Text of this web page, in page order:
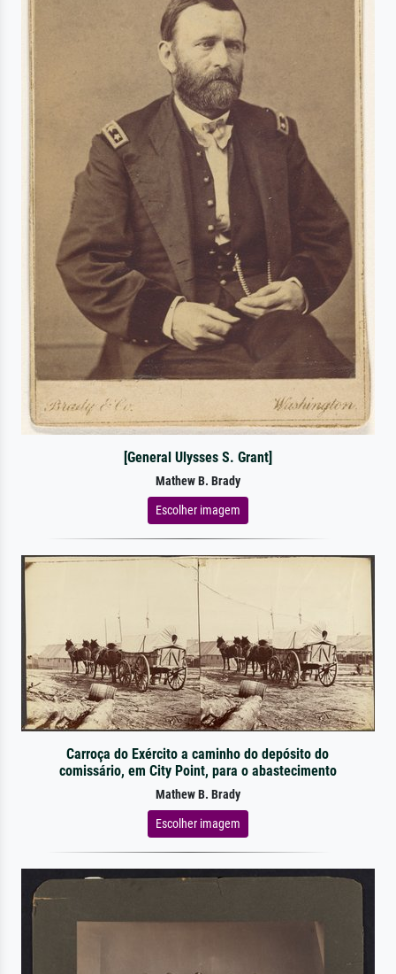
[General Ulysses S. Grant]
Mathew B. Brady
Escolher imagem
Carroça do Exército a caminho do depósito do
comissário, em City Point, para o abastecimento
Mathew B. Brady
Escolher imagem